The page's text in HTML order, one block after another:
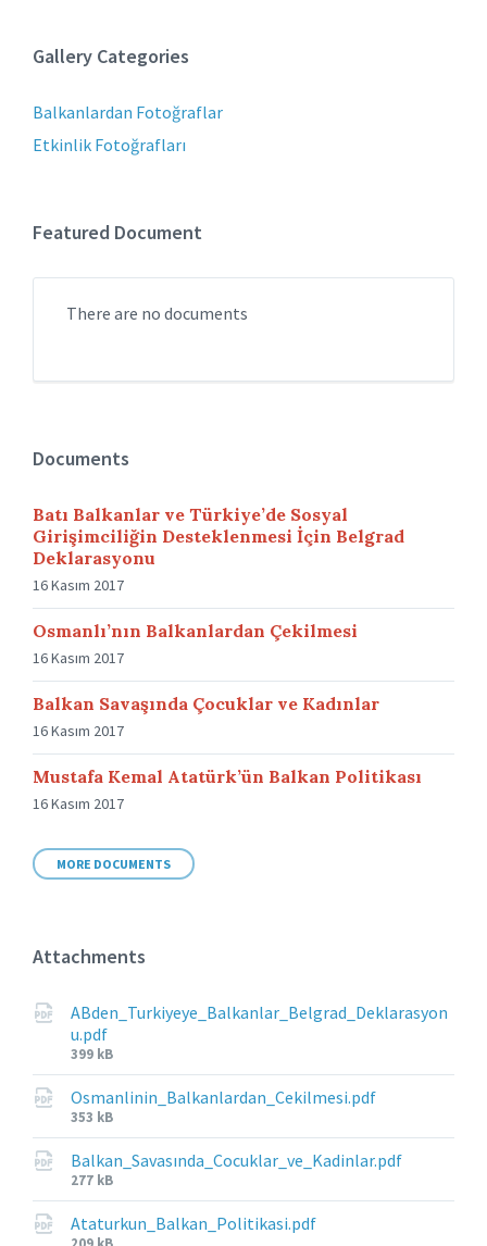
Gallery Categories
Balkanlardan Fotoğraflar
Etkinlik Fotoğrafları
Featured Document
There are no documents
Documents
Batı Balkanlar ve Türkiye’de Sosyal
Girişimciliğin Desteklenmesi İçin Belgrad
Deklarasyonu
16 Kasım 2017
Osmanlı’nın Balkanlardan Çekilmesi
16 Kasım 2017
Balkan Savaşında Çocuklar ve Kadınlar
16 Kasım 2017
Mustafa Kemal Atatürk’ün Balkan Politikası
16 Kasım 2017
MORE DOCUMENTS
Attachments
ABden_Turkiyeye_Balkanlar_Belgrad_Deklarasyon
u.pdf
File
size:
399 kB
Osmanlinin_Balkanlardan_Cekilmesi.pdf
File
size:
353 kB
Balkan_Savasında_Cocuklar_ve_Kadinlar.pdf
File
size:
277 kB
Ataturkun_Balkan_Politikasi.pdf